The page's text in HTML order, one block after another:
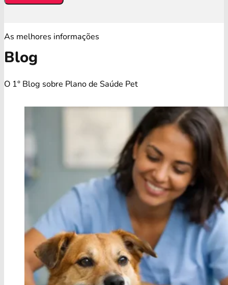
As melhores informações
Blog
O 1° Blog sobre Plano de Saúde Pet